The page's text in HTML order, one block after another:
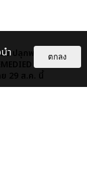
ซ์ ปลุกพลังสาวแซ่บใน
ก่อนเจอตัว
ย 29 ส.ค. นี้
ำ
ตกลง